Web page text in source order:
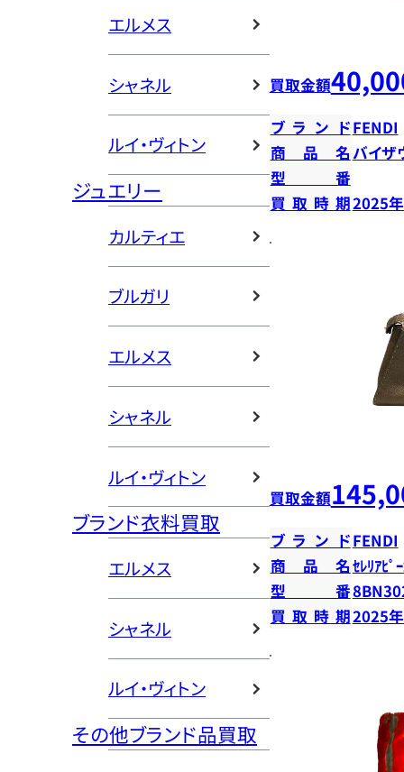
エルメス
シャネル
ルイ・ヴィトン
ジュエリー
カルティエ
ブルガリ
エルメス
シャネル
ルイ・ヴィトン
ブランド衣料買取
エルメス
シャネル
ルイ・ヴィトン
その他ブランド品買取
買取金額
ブランドFENDI
商品名バイザ
型番
買取時期2025
買取金額
ブランドFENDI
商品名ｾﾚﾘｱﾋﾟ
型番
買取時期2025